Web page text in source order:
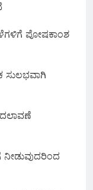
ಪೋಷಕಾಂಶ
ನೀಡುವುದರಿಂದ